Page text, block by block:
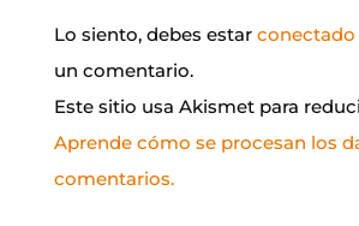
Lo siento, debes estar conectado
un comentario.
Este sitio usa Akismet para
Aprende cómo se procesan los
comentarios.